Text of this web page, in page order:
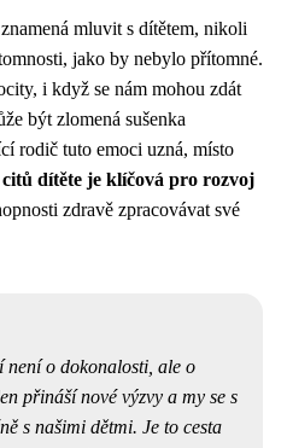
mluvit s dítětem, nikoli
jako by nebylo přítomné.
i když se nám mohou zdát
být zlomená sušenka
rodič tuto emoci uzná, místo
dítěte je klíčová pro rozvoj
zdravě zpracovávat své
není o dokonalosti, ale o
přináší nové výzvy a my se s
s našimi dětmi. Je to cesta